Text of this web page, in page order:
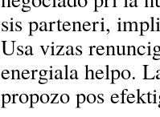
sis parteneri,
Usa vizas
energiala helpo.
propozo pos